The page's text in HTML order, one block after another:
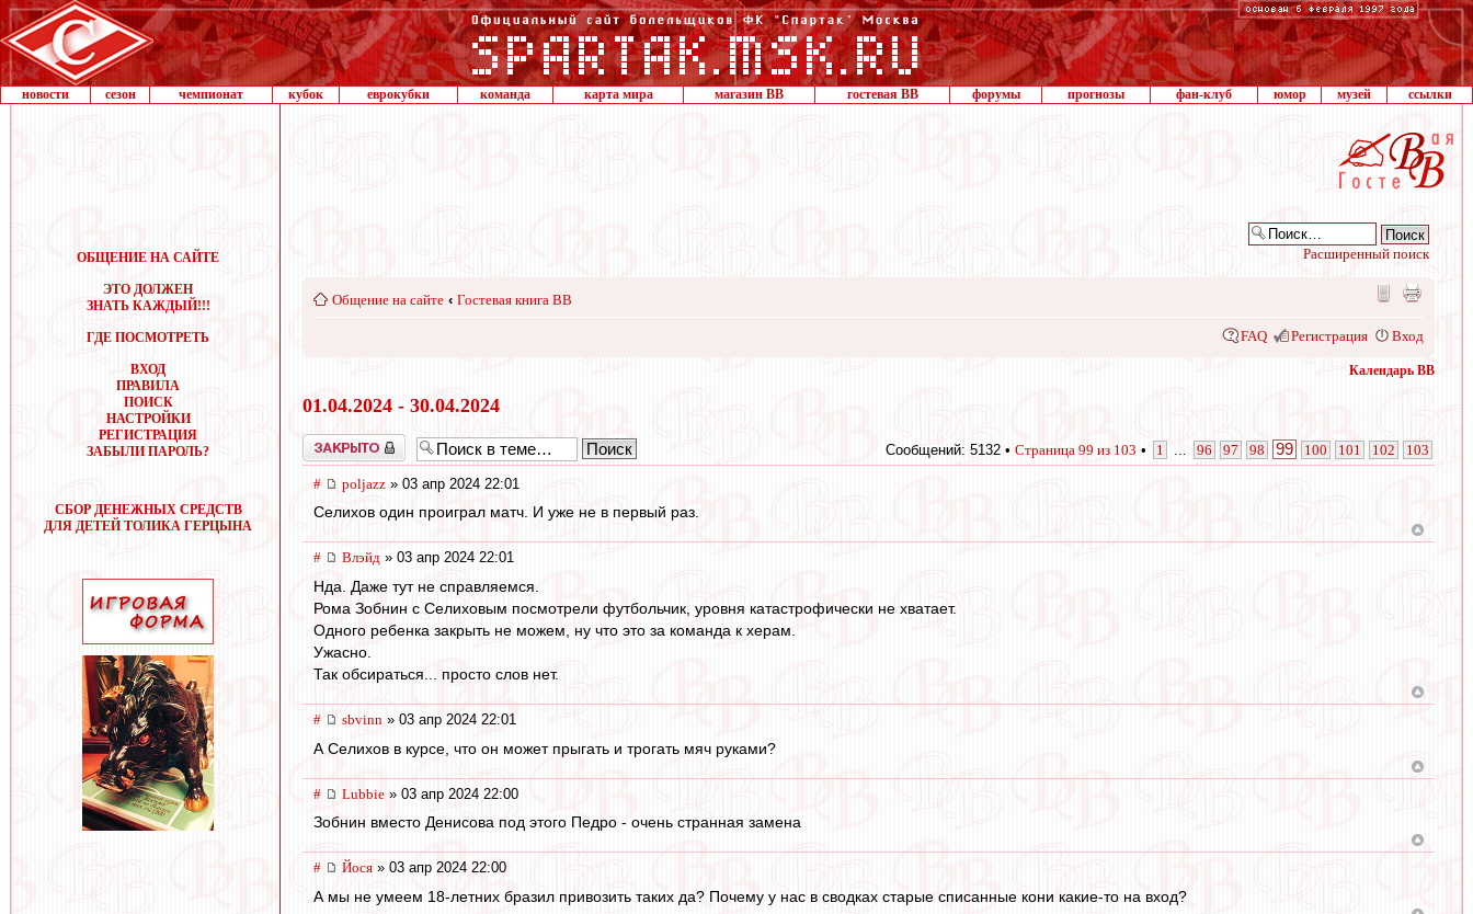
новости сезон чемпионат кубок еврокубки команда карта мира магазин ВВ гостевая ВВ форумы прогнозы фан-клуб юмор музей ссылки
ОБЩЕНИЕ НА САЙТЕ
ЭТО ДОЛЖЕН
ЗНАТЬ КАЖДЫЙ!!!
ГДЕ ПОСМОТРЕТЬ
ВХОД
ПРАВИЛА
ПОИСК
НАСТРОЙКИ
РЕГИСТРАЦИЯ
ЗАБЫЛИ ПАРОЛЬ?
СБОР ДЕНЕЖНЫХ СРЕДСТВ
ДЛЯ ДЕТЕЙ ТОЛИКА ГЕРЦЫНА
Расширенный поиск
Общение на сайте ‹ Гостевая книга ВВ
FAQ Регистрация Вход
Календарь ВВ
01.04.2024 - 30.04.2024
Закрыто Сообщений: 5132 • Страница 99 из 103 • 1 96 97 98 99 100 101 102 103
# poljazz » 03 апр 2024 22:01
Селихов один проиграл матч. И уже не в первый раз.
# Влэйд » 03 апр 2024 22:01
Нда. Даже тут не справляемся.
Рома Зобнин с Селиховым посмотрели футбольчик, уровня катастрофически не хватает.
Одного ребенка закрыть не можем, ну что это за команда к херам.
Ужасно.
Так обсираться... просто слов нет.
# sbvinn » 03 апр 2024 22:01
А Селихов в курсе, что он может прыгать и трогать мяч руками?
# Lubbie » 03 апр 2024 22:00
Зобнин вместо Денисова под этого Педро - очень странная замена
# Йося » 03 апр 2024 22:00
А мы не умеем 18-летних бразил привозить таких да? Почему у нас в сводках старые списанные кони какие-то на вход?